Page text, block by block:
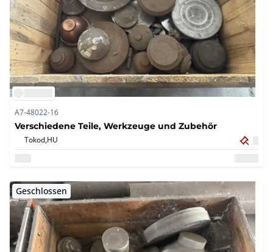
A7-48022-16
Verschiedene Teile, Werkzeuge und Zubehör
Tokod,HU
Geschlossen